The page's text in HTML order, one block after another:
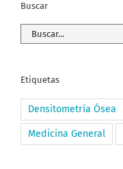
Buscar
Buscar:
Etiquetas
Densitometría Ósea
Medicina General